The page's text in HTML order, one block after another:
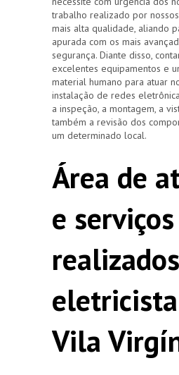
trabalho realizado por
mais alta qualidade, aliando
apurada com os mais
segurança. Diante disso,
excelentes equipamentos e
material humano para atuar
instalação de redes
a inspeção, a montagem, a
também a revisão dos
um determinado local.
Área de
e serviços
Vila